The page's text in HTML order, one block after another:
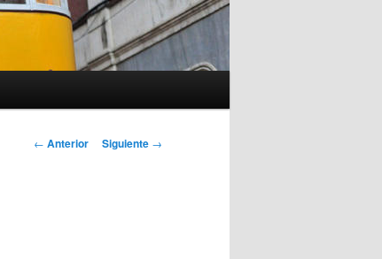
Navegación
← Anterior Siguiente →